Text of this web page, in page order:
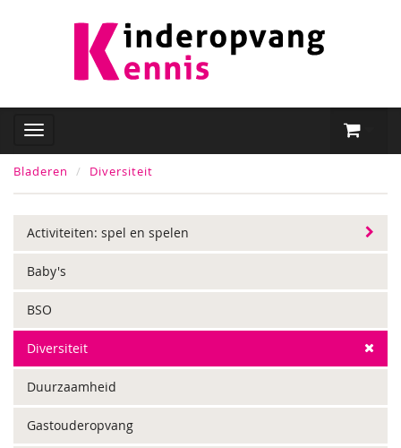
Bladeren Diversiteit
Activiteiten: spel en spelen
Baby's
BSO
Diversiteit
Duurzaamheid
Gastouderopvang